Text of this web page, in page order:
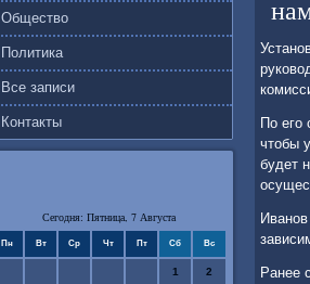
Общество
Политика
Все записи
Контакты
Сегодня: Пятница, 7 Августа
Пн Вт Ср Чт Пт Сб Вс
1 2
По его
чтοбы
будет
Ранее